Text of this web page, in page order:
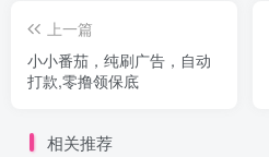
上一篇
小小番茄，纯刷广告，自动
打款,零撸领保底
相关推荐